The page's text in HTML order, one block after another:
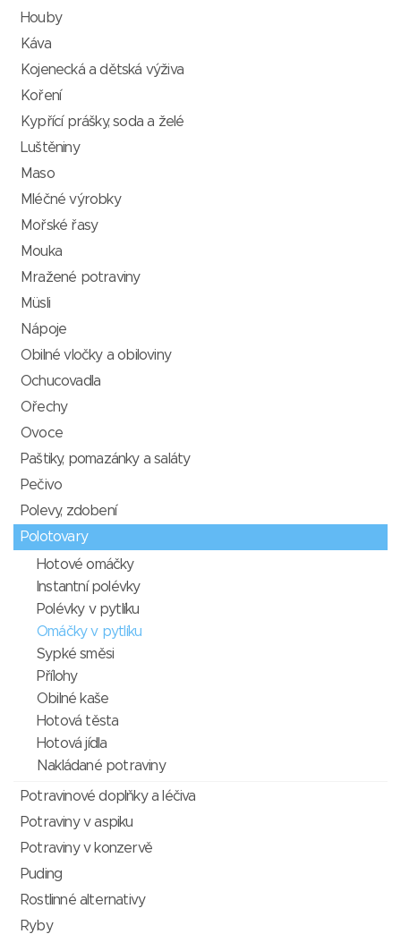
Houby
Káva
Kojenecká a dětská výživa
Koření
Kypřící prášky, soda a želé
Luštěniny
Maso
Mléčné výrobky
Mořské řasy
Mouka
Mražené potraviny
Müsli
Nápoje
Obilné vločky a obiloviny
Ochucovadla
Ořechy
Ovoce
Paštiky, pomazánky a saláty
Pečivo
Polevy, zdobení
Polotovary
Hotové omáčky
Instantní polévky
Polévky v pytlíku
Omáčky v pytlíku
Sypké směsi
Přílohy
Obilné kaše
Hotová těsta
Hotová jídla
Nakládané potraviny
Potravinové doplňky a léčiva
Potraviny v aspiku
Potraviny v konzervě
Puding
Rostlinné alternativy
Ryby